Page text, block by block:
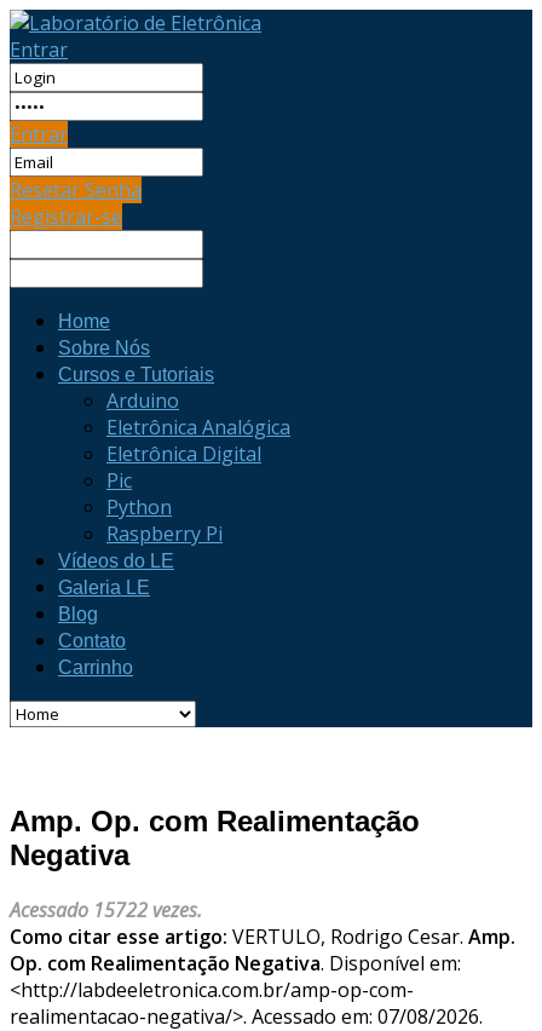
Entrar
Entrar
Resetar Senha
Registrar-se
Home
Sobre Nós
Cursos e Tutoriais
Arduino
Eletrônica Analógica
Eletrônica Digital
Pic
Python
Raspberry Pi
Vídeos do LE
Galeria LE
Blog
Contato
Carrinho
Amp. Op. com Realimentação
Negativa
Acessado 15722 vezes.
Como citar esse artigo: VERTULO, Rodrigo Cesar. Amp.
Op. com Realimentação Negativa. Disponível em:
<http://labdeeletronica.com.br/amp-op-com-
realimentacao-negativa/>. Acessado em: 07/08/2026.